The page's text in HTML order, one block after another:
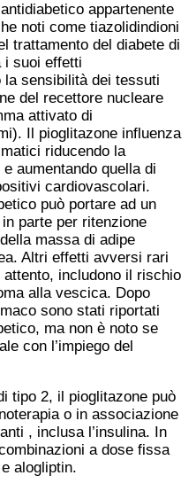
appartenente
noti come tiazolidindioni
trattamento del diabete di
i suoi effetti
sensibilità dei tessuti
del recettore nucleare
attivato di
Il pioglitazone influenza
riducendo la
aumentando quella di
cardiovascolari.
può portare ad un
parte per ritenzione
massa di adipe
Altri effetti avversi rari
includono il rischio
alla vescica. Dopo
sono stati riportati
ma non è noto se
con l’impiego del
tipo 2, il pioglitazone può
o in associazione
, inclusa l’insulina. In
a dose fissa
alogliptin.